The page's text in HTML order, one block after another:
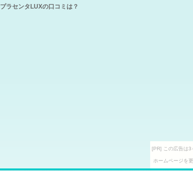
[PR] この広告は3
ホームページを
プラセンタLUXの口コミは？